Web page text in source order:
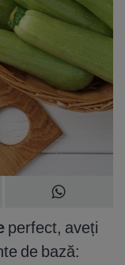
perfect, aveți
de bază: